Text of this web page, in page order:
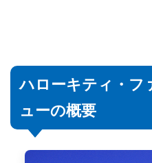
ハローキティ・フ
ューの概要